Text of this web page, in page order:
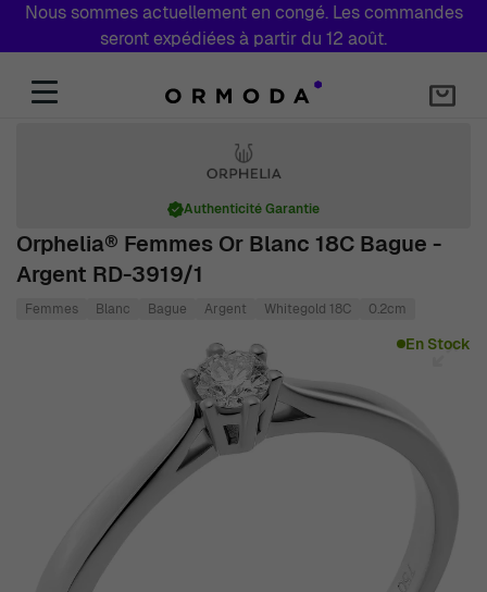
Nous sommes actuellement en congé. Les commandes
seront expédiées à partir du 12 août.
Orphelia® Femmes Or Blanc 18C Bague -
Argent RD-3919/1
Authenticité Garantie
Femmes Blanc Bague Argent Whitegold 18C 0.2cm
En Stock
Click to view image in fullscreen